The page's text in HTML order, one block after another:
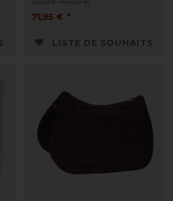
71,95 € *
LISTE DE SOUHAITS